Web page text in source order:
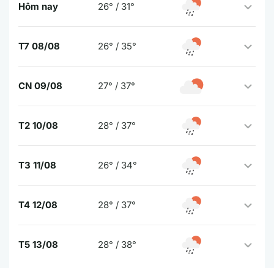
Hôm nay 26° / 31°
T7 08/08 26° / 35°
CN 09/08 27° / 37°
T2 10/08 28° / 37°
T3 11/08 26° / 34°
T4 12/08 28° / 37°
T5 13/08 28° / 38°